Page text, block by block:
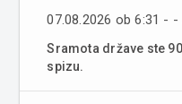
07.08.2026 ob 6:31 - -
Sramota države ste
spizu.